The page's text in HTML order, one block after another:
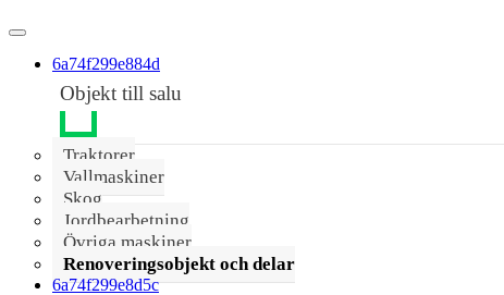
6a74f299e884d
Objekt till salu
Traktorer
Vallmaskiner
Skog
Jordbearbetning
Övriga maskiner
Renoveringsobjekt och delar
6a74f299e8d5c